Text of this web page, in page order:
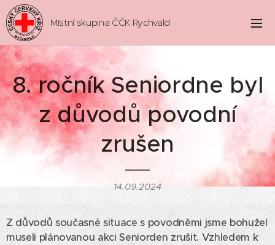
Místní skupina ČČK Rychvald
8. ročník Seniordne byl
z důvodů povodní
zrušen
14.09.2024
Z důvodů současné situace s povodněmi jsme bohužel
museli plánovanou akci Seniorden zrušit. Vzhledem k